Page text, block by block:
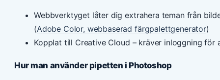
Webbverktyget låter dig extrahera teman från
(Adobe Color, webbaserad färgpalettgenerator)
Kopplat till Creative Cloud – kräver inloggning för
Hur man använder pipetten i Photoshop